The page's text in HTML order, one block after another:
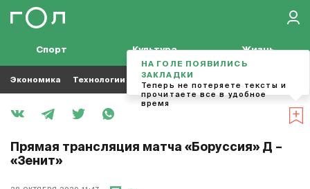
Спорт Культура Жизнь
Экономика Технологии Кино Футбол
Прямая трансляция матча «Боруссия» Д –
«Зенит»
НА ГОЛЕ ПОЯВИЛИСЬ
ЗАКЛАДКИ
Теперь не потеряете тексты и
прочитаете все в удобное
время